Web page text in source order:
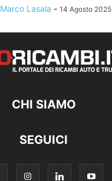
Marco Lasala - 14 Agosto 2025
CHI SIAMO
SEGUICI